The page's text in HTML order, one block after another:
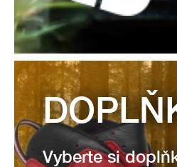
Vyberte si